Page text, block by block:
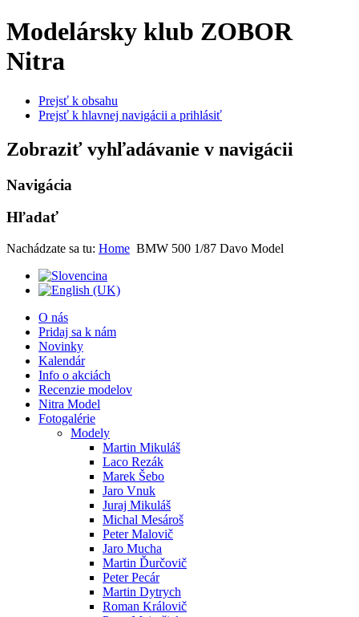
Modelársky klub ZOBOR
Nitra
Prejsť k obsahu
Prejsť k hlavnej navigácii a prihlásiť
Zobraziť vyhľadávanie v navigácii
Navigácia
Hľadať
Nachádzate sa tu: Home BMW 500 1/87 Davo Model
O nás
Pridaj sa k nám
Novinky
Kalendár
Info o akciách
Recenzie modelov
Nitra Model
Fotogalérie
Modely
Martin Mikuláš
Laco Rezák
Marek Šebo
Jaro Vnuk
Juraj Mikuláš
Michal Mesároš
Peter Malovič
Jaro Mucha
Martin Ďurčovič
Peter Pecár
Martin Dytrych
Roman Královič